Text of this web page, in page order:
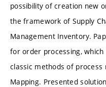
possibility of creation new
the framework of Supply
Management Inventory.
for order processing,
classic methods of process
Mapping. Presented